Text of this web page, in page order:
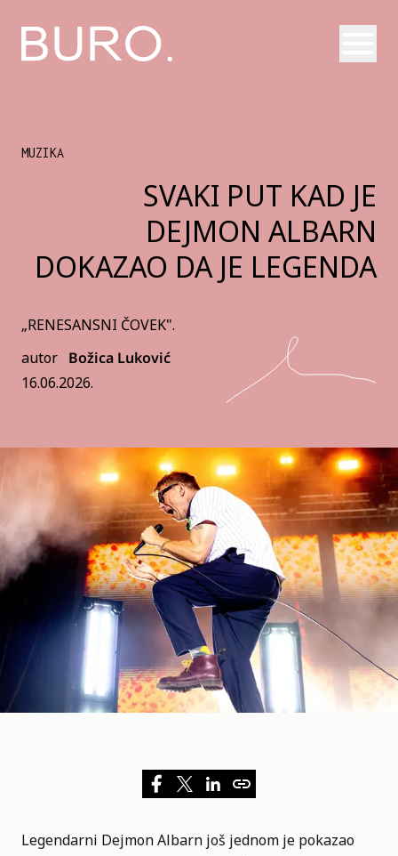
MUZIKA
SVAKI PUT KAD JE
DEJMON ALBARN
DOKAZAO DA JE LEGENDA
„RENESANSNI ČOVEK".
autor Božica Luković
16.06.2026.
Legendarni Dejmon Albarn još jednom je pokazao